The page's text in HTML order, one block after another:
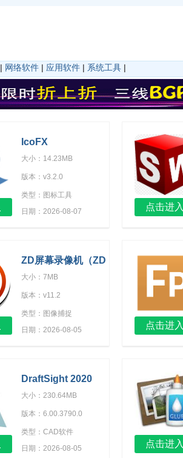
| 网络软件 | 应用软件 | 系统工具 |
IcoFX
大小：14.23MB
版本：v3.2.0
类型：图标工具
日期：2026-08-07
点击进入
ZD屏幕录像机（ZD
Soft Screen
Recorder）
大小：7MB
版本：v11.2
类型：图像捕捉
日期：2026-08-05
点击进入
DraftSight 2020
SP0 x64（CAD绘
图软件）
大小：230.64MB
版本：6.00.3790.0
类型：CAD软件
日期：2026-08-05
点击进入